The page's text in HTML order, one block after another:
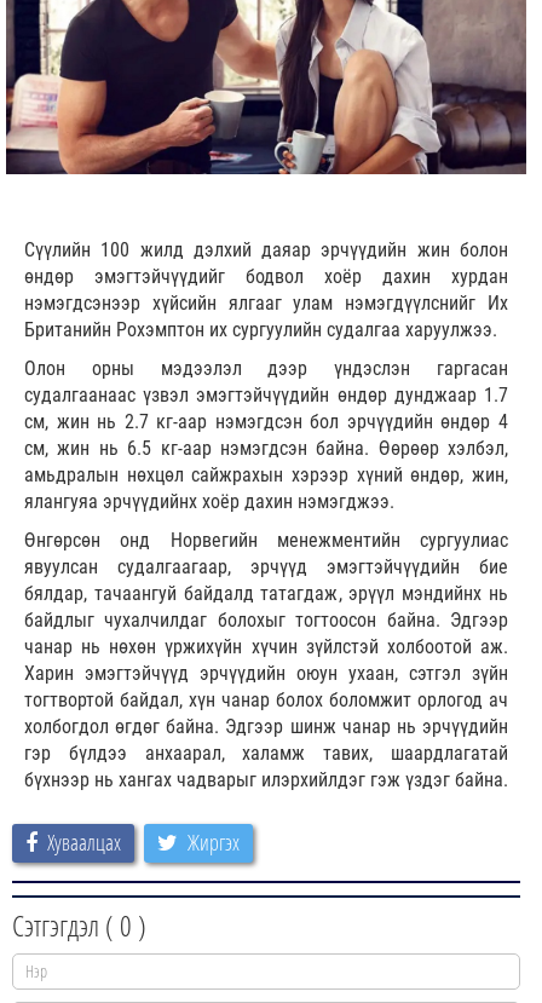
Сүүлийн 100 жилд дэлхий даяар эрчүүдийн жин болон
өндөр эмэгтэйчүүдийг бодвол хоёр дахин хурдан
нэмэгдсэнээр хүйсийн ялгааг улам нэмэгдүүлснийг Их
Британийн Рохэмптон их сургуулийн судалгаа харуулжээ.
Олон орны мэдээлэл дээр үндэслэн гаргасан
судалгаанаас үзвэл эмэгтэйчүүдийн өндөр дунджаар 1.7
см, жин нь 2.7 кг-аар нэмэгдсэн бол эрчүүдийн өндөр 4
см, жин нь 6.5 кг-аар нэмэгдсэн байна. Өөрөөр хэлбэл,
амьдралын нөхцөл сайжрахын хэрээр хүний өндөр, жин,
ялангуяа эрчүүдийнх хоёр дахин нэмэгджээ.
Өнгөрсөн онд Норвегийн менежментийн сургуулиас
явуулсан судалгаагаар, эрчүүд эмэгтэйчүүдийн бие
бялдар, тачаангуй байдалд татагдаж, эрүүл мэндийнх нь
байдлыг чухалчилдаг болохыг тогтоосон байна. Эдгээр
чанар нь нөхөн үржихүйн хүчин зүйлстэй холбоотой аж.
Харин эмэгтэйчүүд эрчүүдийн оюун ухаан, сэтгэл зүйн
тогтвортой байдал, хүн чанар болох боломжит орлогод ач
холбогдол өгдөг байна. Эдгээр шинж чанар нь эрчүүдийн
гэр бүлдээ анхаарал, халамж тавих, шаардлагатай
бүхнээр нь хангах чадварыг илэрхийлдэг гэж үздэг байна.
Хуваалцах Жиргэх
Сэтгэгдэл ( 0 )